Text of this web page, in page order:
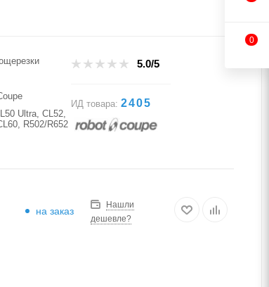
Ultra, CL52,
R502/R652
5.0/5
ИД товара: 2405
на заказ
Нашли
дешевле?
0